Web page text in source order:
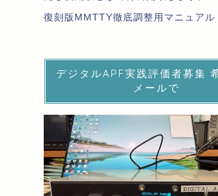
復刻版MMTTY徹底調整用マニュアル
デジタルAPF実践評価者募集
メールで